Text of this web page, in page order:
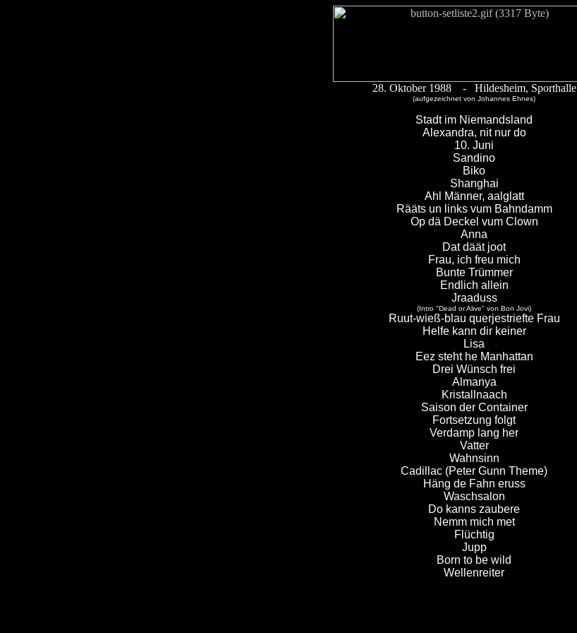
28. Oktober 1988 - Hildesheim, Sporthalle
(aufgezeichnet von Johannes Ehnes)
Stadt im Niemandsland
Alexandra, nit nur do
10. Juni
Sandino
Biko
Shanghai
Ahl Männer, aalglatt
Rääts un links vum Bahndamm
Op dä Deckel vum Clown
Anna
Dat däät joot
Frau, ich freu mich
Bunte Trümmer
Endlich allein
Jraaduss
(Intro "Dead or Alive" von Bon Jovi)
Ruut-wieß-blau querjestriefte Frau
Helfe kann dir keiner
Lisa
Eez steht he Manhattan
Drei Wünsch frei
Almanya
Kristallnaach
Saison der Container
Fortsetzung folgt
Verdamp lang her
Vatter
Wahnsinn
Cadillac (Peter Gunn Theme)
Häng de Fahn eruss
Waschsalon
Do kanns zaubere
Nemm mich met
Flüchtig
Jupp
Born to be wild
Wellenreiter